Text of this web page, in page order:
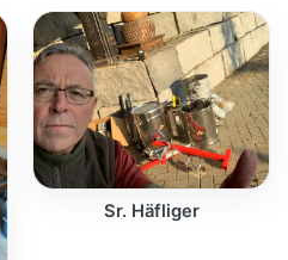
Sr. Häfliger